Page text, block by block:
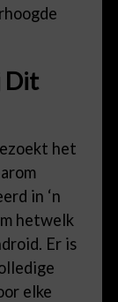
Dit
het
in ‘n
hetwelk
Er is
elke